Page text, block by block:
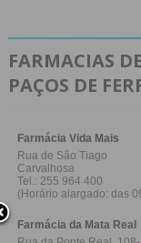
FARMACIAS
PAÇOS DE